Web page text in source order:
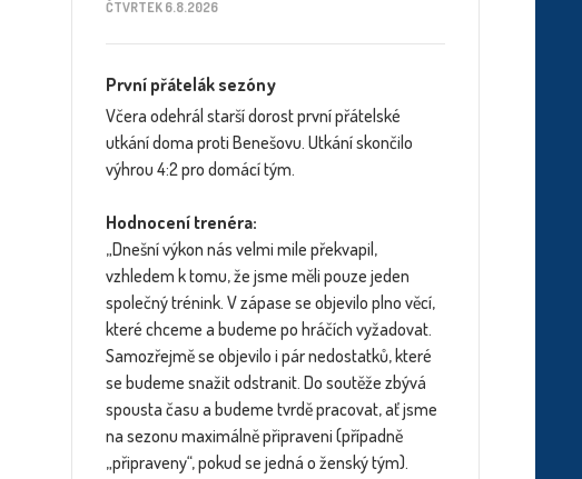
ČTVRTEK 6.8.2026
První přátelák sezóny
Včera odehrál starší dorost první přátelské
utkání doma proti Benešovu. Utkání skončilo
výhrou 4:2 pro domácí tým.
Hodnocení trenéra:
„Dnešní výkon nás velmi mile překvapil,
vzhledem k tomu, že jsme měli pouze jeden
společný trénink. V zápase se objevilo plno věcí,
které chceme a budeme po hráčích vyžadovat.
Samozřejmě se objevilo i pár nedostatků, které
se budeme snažit odstranit. Do soutěže zbývá
spousta času a budeme tvrdě pracovat, ať jsme
na sezonu maximálně připraveni (případně
„připraveny“, pokud se jedná o ženský tým).